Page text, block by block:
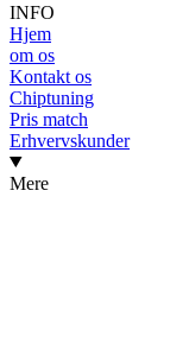
INFO
Hjem
om os
Kontakt os
Chiptuning
Pris match
Erhvervskunder
Mere